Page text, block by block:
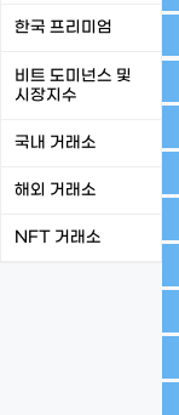
한국 프리미엄
비트 도미넌스 및
시장지수
국내 거래소
해외 거래소
NFT 거래소